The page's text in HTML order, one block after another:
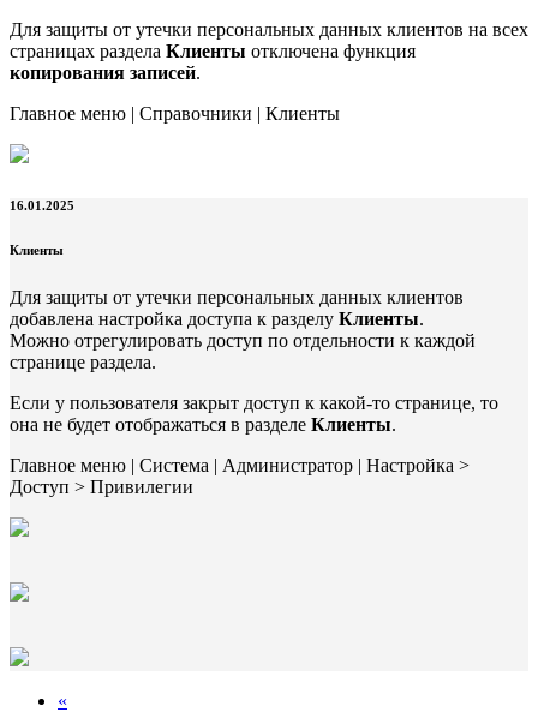
Для защиты от утечки персональных данных клиентов на всех
страницах раздела Клиенты отключена функция
копирования записей.
Главное меню | Справочники | Клиенты
16.01.2025
Клиенты
Для защиты от утечки персональных данных клиентов
добавлена настройка доступа к разделу Клиенты.
Можно отрегулировать доступ по отдельности к каждой
странице раздела.
Если у пользователя закрыт доступ к какой-то странице, то
она не будет отображаться в разделе Клиенты.
Главное меню | Система | Администратор | Настройка >
Доступ > Привилегии
«